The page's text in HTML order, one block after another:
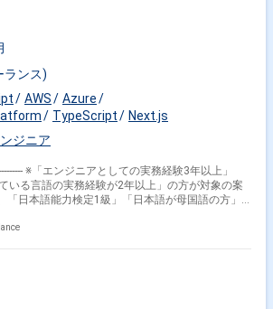
ランス)
AWS
Azure
TypeScript
Next.js
ジニア
※「エンジニアとしての実務経験3年以上」
いる言語の実務経験が2年以上」の方が対象の案
「日本語能力検定1級」「日本語が母国語の方」
ズです -------------------------------- 弊社ではプロダクト
なる開発チー